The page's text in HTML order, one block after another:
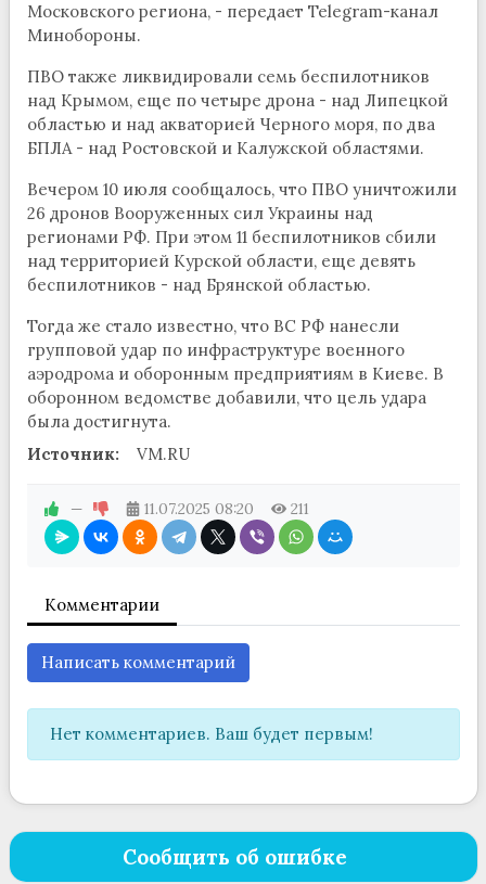
Московского региона, - передает Telegram-канал
Минобороны.
ПВО также ликвидировали семь беспилотников
над Крымом, еще по четыре дрона - над Липецкой
областью и над акваторией Черного моря, по два
БПЛА - над Ростовской и Калужской областями.
Вечером 10 июля сообщалось, что ПВО уничтожили
26 дронов Вооруженных сил Украины над
регионами РФ. При этом 11 беспилотников сбили
над территорией Курской области, еще девять
беспилотников - над Брянской областью.
Тогда же стало известно, что ВС РФ нанесли
групповой удар по инфраструктуре военного
аэродрома и оборонным предприятиям в Киеве. В
оборонном ведомстве добавили, что цель удара
была достигнута.
Источник:
VM.RU
— 11.07.2025 08:20 211
Комментарии
Написать комментарий
Нет комментариев. Ваш будет первым!
Сообщить об ошибке